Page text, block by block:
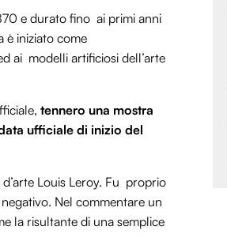
e durato fino ai primi anni
iniziato come
ai modelli artificiosi dell’arte
tennero una mostra
ufficiale di inizio del
Louis Leroy. Fu proprio
Nel commentare un
la risultante di una semplice